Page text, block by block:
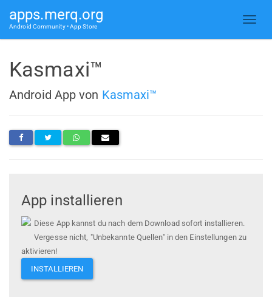
apps.merq.org
Android Community • App Store
Kasmaxi™
Android App von Kasmaxi™
App installieren
Diese App kannst du nach dem Download sofort installieren.
Vergesse nicht, "Unbekannte Quellen" in den Einstellungen zu
aktivieren!
INSTALLIEREN